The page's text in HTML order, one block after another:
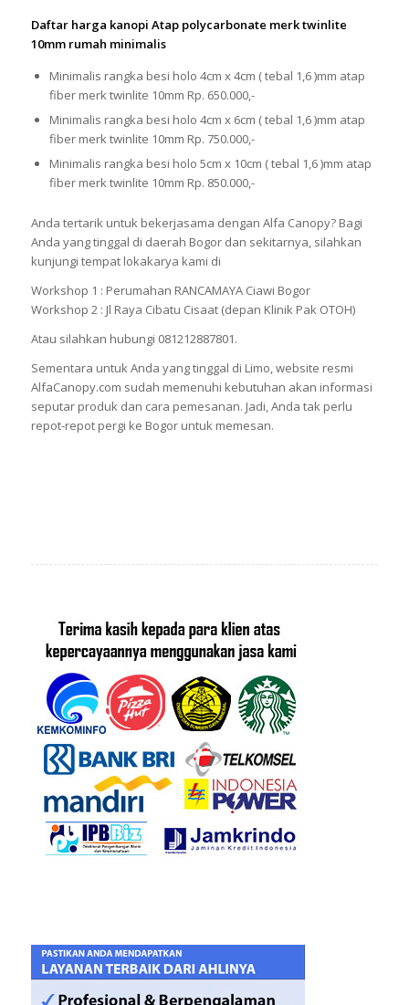
Daftar harga kanopi Atap polycarbonate merk twinlite
10mm rumah minimalis
Minimalis rangka besi holo 4cm x 4cm ( tebal 1,6 )mm atap
fiber merk twinlite 10mm Rp. 650.000,-
Minimalis rangka besi holo 4cm x 6cm ( tebal 1,6 )mm atap
fiber merk twinlite 10mm Rp. 750.000,-
Minimalis rangka besi holo 5cm x 10cm ( tebal 1,6 )mm atap
fiber merk twinlite 10mm Rp. 850.000,-
Anda tertarik untuk bekerjasama dengan Alfa Canopy? Bagi
Anda yang tinggal di daerah Bogor dan sekitarnya, silahkan
kunjungi tempat lokakarya kami di
Workshop 1 : Perumahan RANCAMAYA Ciawi Bogor
Workshop 2 : Jl Raya Cibatu Cisaat (depan Klinik Pak OTOH)
Atau silahkan hubungi 081212887801.
Sementara untuk Anda yang tinggal di Limo, website resmi
AlfaCanopy.com sudah memenuhi kebutuhan akan informasi
seputar produk dan cara pemesanan. Jadi, Anda tak perlu
repot-repot pergi ke Bogor untuk memesan.